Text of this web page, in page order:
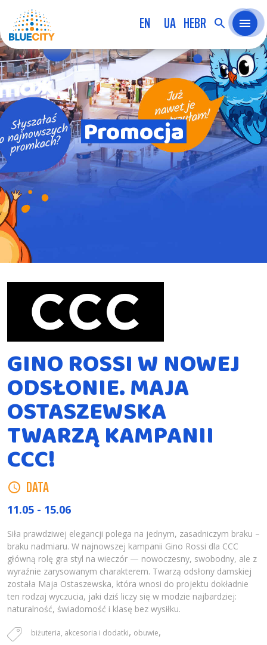
EN UA HEBR
Promocja
GINO ROSSI W NOWEJ
ODSŁONIE. MAJA
OSTASZEWSKA
TWARZĄ KAMPANII
CCC!
DATA
11.05 - 15.06
Siła prawdziwej elegancji polega na jednym, zasadniczym braku –
braku nadmiaru. W najnowszej kampanii Gino Rossi dla CCC
główną rolę gra styl na wieczór — nowoczesny, swobodny, ale z
wyraźnie zarysowanym charakterem. Twarzą odsłony damskiej
została Maja Ostaszewska, która wnosi do projektu dokładnie
ten rodzaj wyczucia, jaki dziś liczy się w modzie najbardziej:
naturalność, świadomość i klasę bez wysiłku.
biżuteria, akcesoria i dodatki, obuwie,